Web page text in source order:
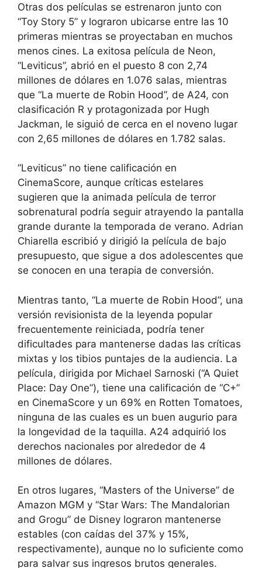
Otras dos películas se estrenaron junto con
“Toy Story 5” y lograron ubicarse entre las 10
primeras mientras se proyectaban en muchos
menos cines. La exitosa película de Neon,
“Leviticus”, abrió en el puesto 8 con 2,74
millones de dólares en 1.076 salas, mientras
que “La muerte de Robin Hood”, de A24, con
clasificación R y protagonizada por Hugh
Jackman, le siguió de cerca en el noveno lugar
con 2,65 millones de dólares en 1.782 salas.
“Leviticus” no tiene calificación en
CinemaScore, aunque críticas estelares
sugieren que la animada película de terror
sobrenatural podría seguir atrayendo la pantalla
grande durante la temporada de verano. Adrian
Chiarella escribió y dirigió la película de bajo
presupuesto, que sigue a dos adolescentes que
se conocen en una terapia de conversión.
Mientras tanto, “La muerte de Robin Hood”, una
versión revisionista de la leyenda popular
frecuentemente reiniciada, podría tener
dificultades para mantenerse dadas las críticas
mixtas y los tibios puntajes de la audiencia. La
película, dirigida por Michael Sarnoski (“A Quiet
Place: Day One”), tiene una calificación de “C+”
en CinemaScore y un 69% en Rotten Tomatoes,
ninguna de las cuales es un buen augurio para
la longevidad de la taquilla. A24 adquirió los
derechos nacionales por alrededor de 4
millones de dólares.
En otros lugares, “Masters of the Universe” de
Amazon MGM y “Star Wars: The Mandalorian
and Grogu” de Disney lograron mantenerse
estables (con caídas del 37% y 15%,
respectivamente), aunque no lo suficiente como
para salvar sus ingresos brutos generales.